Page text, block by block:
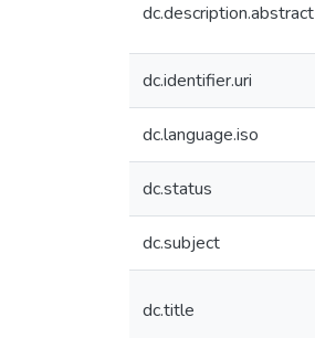
dc.description.abstract
dc.identifier.uri
dc.language.iso
dc.status
dc.subject
dc.title